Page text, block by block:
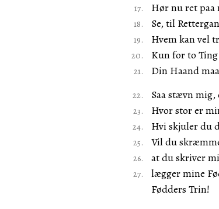
Hør nu ret
Se, til
Hvem kan vel
Kun for to
Din Haand
Saa stævn mig,
Hvor stor er
Hvi skjuler du
Vil du
at du skriver
lægger mine
Fødders Trin!